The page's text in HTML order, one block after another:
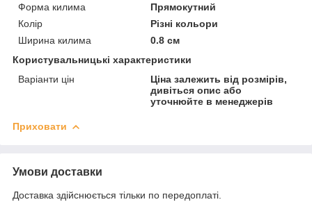
Форма килима
Прямокутний
Колір
Різні кольори
Ширина килима
0.8 см
Користувальницькі характеристики
Варіанти цін
Ціна залежить від розмірів,
дивіться опис або
уточнюйте в менеджерів
Приховати
Умови доставки
Доставка здійснюється тільки по передоплаті.